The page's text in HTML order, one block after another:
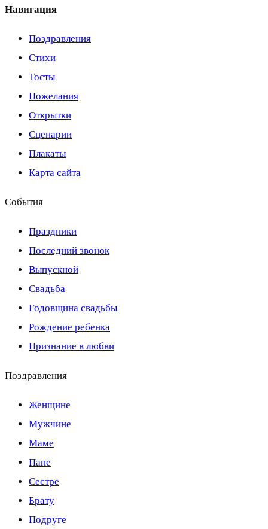
Навигация
Поздравления
Стихи
Тосты
Пожелания
Открытки
Сценарии
Плакаты
Карта сайта
События
Праздники
Последний звонок
Выпускной
Свадьба
Годовщина свадьбы
Рождение ребенка
Признание в любви
Поздравления
Женщине
Мужчине
Маме
Папе
Сестре
Брату
Подруге